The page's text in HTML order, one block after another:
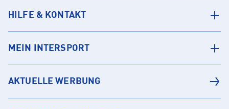
HILFE & KONTAKT
MEIN INTERSPORT
AKTUELLE WERBUNG